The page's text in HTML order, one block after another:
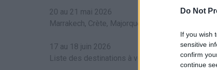
Do Not
If you wish
sensitive
confirm
continue
20 au 21 mai 2026
Marrakech, Crète, Majorque, Tunisie,
17 au 18 juin 2026
Liste des destinations à venir